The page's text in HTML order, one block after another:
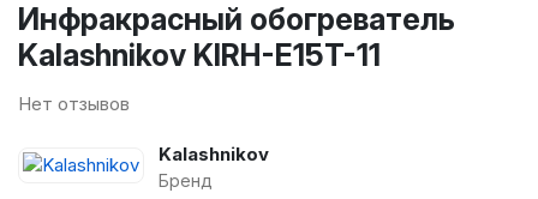
Инфракрасный обогреватель
Kalashnikov KIRH-E15T-11
Нет отзывов
Kalashnikov
Бренд